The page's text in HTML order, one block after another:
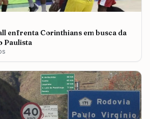
enfrenta Corinthians em busca da
Paulista